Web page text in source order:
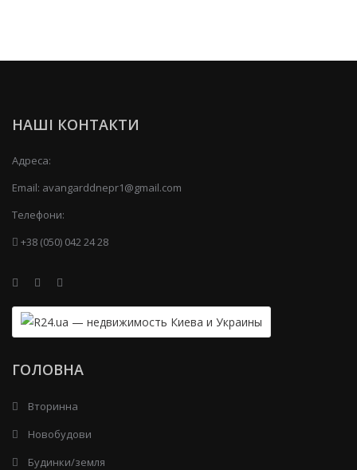
НАШІ КОНТАКТИ
Адреса:
Email: avangarddnepr1@gmail.com
Телефони:
+38 (050) 042 24 28
ГОЛОВНА
Вторинна
Новобудови
Будинки/земля